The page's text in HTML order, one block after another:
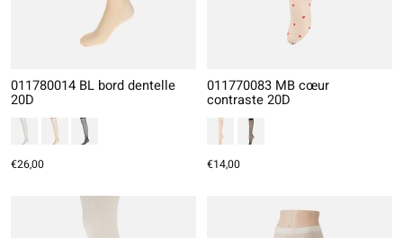
011780014 BL bord dentelle
20D
€26,00
011770083 MB cœur
contraste 20D
€14,00